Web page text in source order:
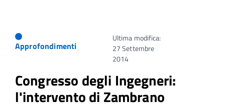
Approfondimenti
Ultima modifica:
27 Settembre
2014
Congresso degli Ingegneri:
l'intervento di Zambrano